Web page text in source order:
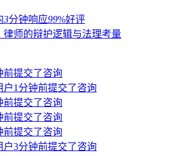
3分钟响应99%好评
律师的辩护逻辑与法理考量
前提交了咨询
户1分钟前提交了咨询
前提交了咨询
前提交了咨询
前提交了咨询
户3分钟前提交了咨询